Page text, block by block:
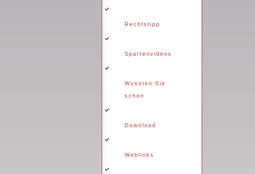
Rechtstipp
Spartenvideos
Wussten Sie
schon
Download
Weblinks